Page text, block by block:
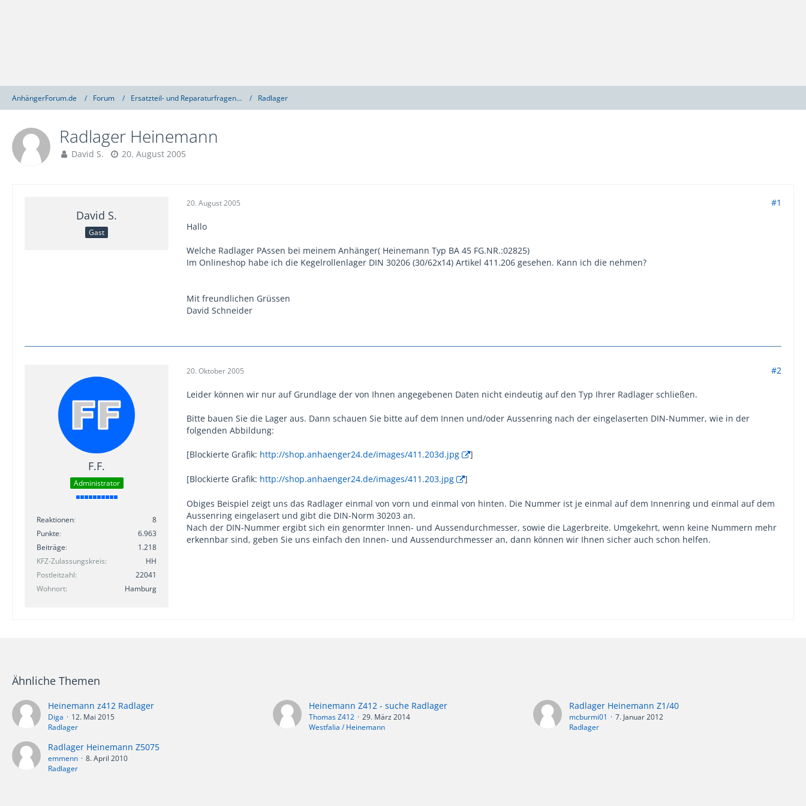
AnhängerForum.de Forum Ersatzteil- und Reparaturfragen... Radlager
Radlager Heinemann
David S. 20. August 2005
David S.
Gast
20. August 2005 #1
Hallo
Welche Radlager PAssen bei meinem Anhänger( Heinemann Typ BA 45 FG.NR.:02825)
Im Onlineshop habe ich die Kegelrollenlager DIN 30206 (30/62x14) Artikel 411.206 gesehen. Kann ich die nehmen?
Mit freundlichen Grüssen
David Schneider
F.F.
Administrator
Reaktionen
8
Punkte
6.963
Beiträge
1.218
KFZ-Zulassungskreis
HH
Postleitzahl
22041
Wohnort
Hamburg
20. Oktober 2005 #2
Leider können wir nur auf Grundlage der von Ihnen angegebenen Daten nicht eindeutig auf den Typ Ihrer Radlager schließen.
Bitte bauen Sie die Lager aus. Dann schauen Sie bitte auf dem Innen und/oder Aussenring nach der eingelaserten DIN-Nummer, wie in der
folgenden Abbildung:
[Blockierte Grafik: http://shop.anhaenger24.de/images/411.203d.jpg ]
[Blockierte Grafik: http://shop.anhaenger24.de/images/411.203.jpg ]
Obiges Beispiel zeigt uns das Radlager einmal von vorn und einmal von hinten. Die Nummer ist je einmal auf dem Innenring und einmal auf dem
Aussenring eingelasert und gibt die DIN-Norm 30203 an.
Nach der DIN-Nummer ergibt sich ein genormter Innen- und Aussendurchmesser, sowie die Lagerbreite. Umgekehrt, wenn keine Nummern mehr
erkennbar sind, geben Sie uns einfach den Innen- und Aussendurchmesser an, dann können wir Ihnen sicher auch schon helfen.
Ähnliche Themen
Heinemann z412 Radlager
Diga
12. Mai 2015
Radlager
Heinemann Z412 - suche Radlager
Thomas Z412
29. März 2014
Westfalia / Heinemann
Radlager Heinemann Z1/40
mcburmi01
7. Januar 2012
Radlager
Radlager Heinemann Z5075
emmenn
8. April 2010
Radlager